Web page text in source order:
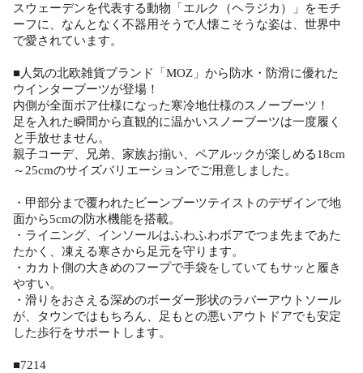
スウェーデンを代表する動物「エルク（ヘラジカ）」をモチ
ーフに、なんとなく不器用そうで人懐こそうな姿は、世界中
で愛されています。
■人気の北欧雑貨ブランド「MOZ」から防水・防滑に優れた
ウインターブーツが登場！
内側が全面ボア仕様になった寒冷地仕様のスノーブーツ！
足を入れた瞬間から直観的に温かいスノーブーツは一度履く
と手放せません。
親子コーデ、兄弟、家族お揃い、ペアルックが楽しめる18cm
～25cmのサイズバリエーションでご用意しました。
・甲部分まで覆われたビーンブーツテイストのデザインで地
面から5cmの防水機能を搭載。
・ライニング、インソールはふわふわボアでつま先まであた
たかく、凍える寒さから足元を守ります。
・カカト側の大きめのフープで手袋をしていてもサッと履き
やすい。
・滑りをおさえる深めのボーダー形状のラバーアウトソール
が、タウンではもちろん、足もとの悪いアウトドアでも安定
した歩行をサポートします。
■7214